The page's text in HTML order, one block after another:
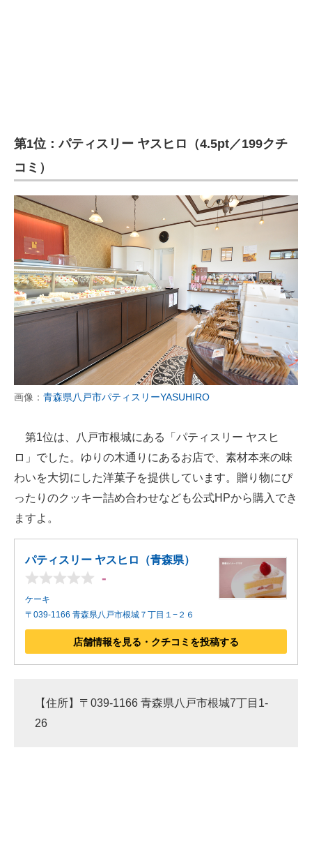
第1位：パティスリー ヤスヒロ（4.5pt／199クチ
コミ）
画像： 青森県八戸市パティスリーYASUHIRO
第1位は、八戸市根城にある「パティスリー ヤスヒ
ロ」でした。ゆりの木通りにあるお店で、素材本来の味
わいを大切にした洋菓子を提供しています。贈り物にぴ
ったりのクッキー詰め合わせなども公式HPから購入でき
ますよ。
パティスリー ヤスヒロ（青森県）
-
ケーキ
〒039-1166 青森県八戸市根城７丁目１−２６
店舗情報を見る・クチコミを投稿する
【住所】〒039-1166 青森県八戸市根城7丁目1-
26